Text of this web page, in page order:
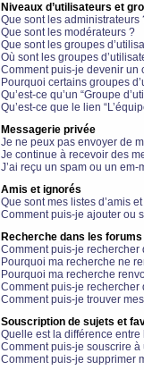
Niveaux d’utilisateurs et
Que sont les administrateurs
Que sont les modérateurs ?
Que sont les groupes
Où sont les groupes
Comment puis-je devenir un
Pourquoi certains groupes
Qu’est-ce qu’un “Groupe
Qu’est-ce que le lien
Messagerie privée
Je ne peux pas envoyer de
Je continue à recevoir des
J’ai reçu un spam ou un
Amis et ignorés
Que sont mes listes d’amis
Comment puis-je ajouter ou
Recherche dans les forums
Comment puis-je rechercher
Pourquoi ma recherche ne
Pourquoi ma recherche
Comment puis-je rechercher
Comment puis-je trouver
Souscription de sujets et
Quelle est la différence
Comment puis-je souscrire
Comment puis-je supprimer